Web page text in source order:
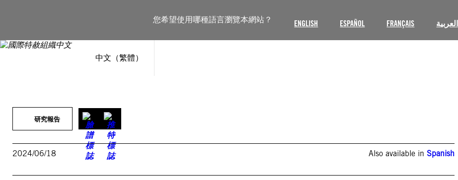
您希望使用哪種語言瀏覽本網站？ ENGLISH ESPAÑOL FRANÇAIS العربية
中文（繁體）
內
研究報告
2024/06/18 Also available inSpanish